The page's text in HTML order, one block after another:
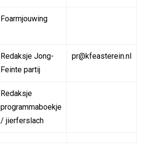
Foarmjouwing
Redaksje Jong-
Feinte partij
pr@kfeasterein.nl
Redaksje
programmaboekje
/ jierferslach